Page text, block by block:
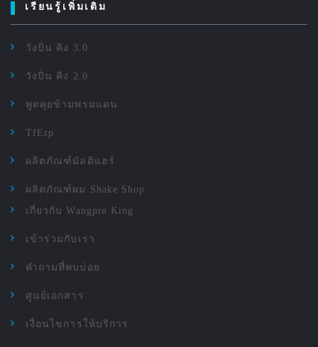
เรียนรู้เพิ่มเติม
วังปิ่น คิง 3.0
วังปิ่น คิง 2.0
พูดคุยข้ามพรมแดน
TfErp
ผลิตภัณฑ์มัลติแฮร์
ผลิตภัณฑ์ผม Shake Shop
เกี่ยวกับ Wangpin King
เข้าร่วมกับเรา
คำถามที่พบบ่อย
ศูนย์เอกสาร
เงื่อนไขการให้บริการ